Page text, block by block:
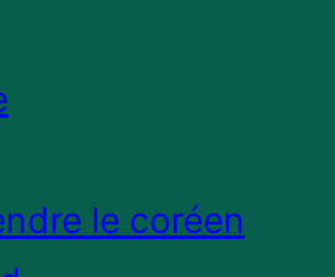
le coréen